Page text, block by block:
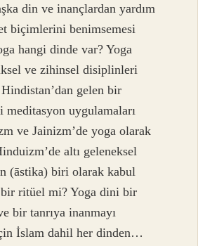
din ve inançlardan yardım
biçimlerini benimsemesi
hangi dinde var? Yoga
ve zihinsel disiplinleri
gelen bir
uygulamaları
ve Jainizm’de yoga olarak
altı geleneksel
(āstika) biri olarak kabul
ritüel mi? Yoga dini bir
bir tanrıya inanmayı
İslam dahil her dinden…